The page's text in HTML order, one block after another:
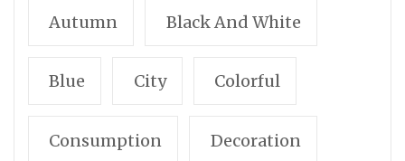
Autumn Black And White
Blue City Colorful
Consumption Decoration